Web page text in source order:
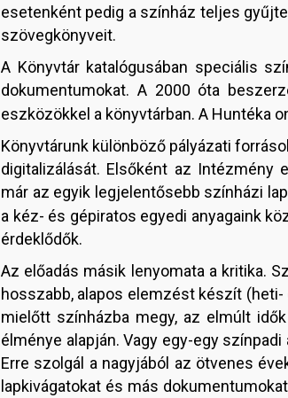
esetenként pedig a színház teljes
szövegkönyveit.
A Könyvtár katalógusában speciális
dokumentumokat. A 2000 óta
eszközökkel a könyvtárban. A Huntéka
Könyvtárunk különböző pályázati
digitalizálását. Elsőként az Intézmény
már az egyik legjelentősebb színházi
a kéz- és gépiratos egyedi anyagaink
érdeklődők.
Az előadás másik lenyomata a kritika.
hosszabb, alapos elemzést készít
mielőtt színházba megy, az elmúlt
élménye alapján. Vagy egy-egy
Erre szolgál a nagyjából az ötvenes
lapkivágatokat és más